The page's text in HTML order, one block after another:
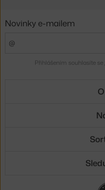
Novinky e-mailem
Přihlášením souhlasíte se